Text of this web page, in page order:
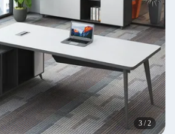
2
/
3